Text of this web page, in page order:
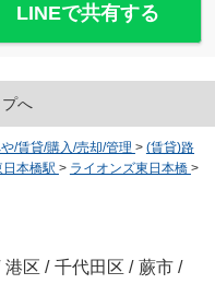
LINEで共有する
へ
/賃貸/購入/売却/管理 > (賃貸)路
日本橋駅 > ライオンズ東日本橋 >
港区 / 千代田区 / 蕨市 /